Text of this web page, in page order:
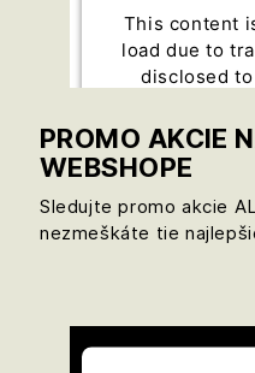
This content
load due to
disclosed
site with their
content to the
Powered by
PROMO AKCIE
WEBSHOPE
Sledujte promo akcie
nezmeškáte tie